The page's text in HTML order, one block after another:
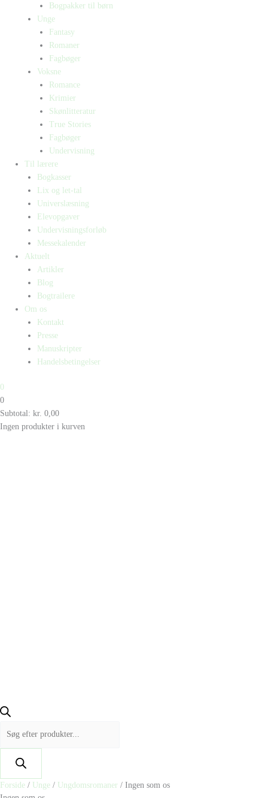
Bogpakker til børn
Unge
Fantasy
Romaner
Fagbøger
Voksne
Romance
Krimier
Skønlitteratur
True Stories
Fagbøger
Undervisning
Til lærere
Bogkasser
Lix og let-tal
Universlæsning
Elevopgaver
Undervisningsforløb
Messekalender
Aktuelt
Artikler
Blog
Bogtrailere
Om os
Kontakt
Presse
Manuskripter
Handelsbetingelser
0
0
Subtotal: kr. 0,00
Ingen produkter i kurven
Forside / Unge / Ungdomsromaner / Ingen som os